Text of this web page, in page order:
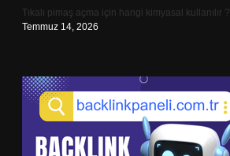
Tıkalı pimaş açma için hangi kimyasal kullanılır ?
Temmuz 14, 2026